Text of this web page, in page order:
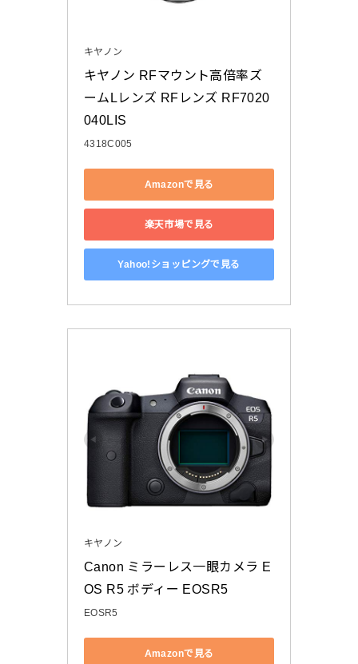
キヤノン
キヤノン RFマウント高倍率ズ
ームLレンズ RFレンズ RF7020
040LIS
4318C005
Amazonで見る
楽天市場で見る
Yahoo!ショッピングで見る
キヤノン
Canon ミラーレス一眼カメラ E
OS R5 ボディー EOSR5
EOSR5
Amazonで見る